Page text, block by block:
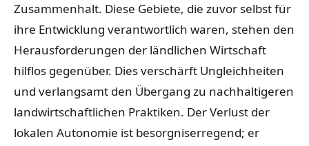
Zusammenhalt. Diese Gebiete, die zuvor selbst für
ihre Entwicklung verantwortlich waren, stehen den
Herausforderungen der ländlichen Wirtschaft
hilflos gegenüber. Dies verschärft Ungleichheiten
und verlangsamt den Übergang zu nachhaltigeren
landwirtschaftlichen Praktiken. Der Verlust der
lokalen Autonomie ist besorgniserregend; er